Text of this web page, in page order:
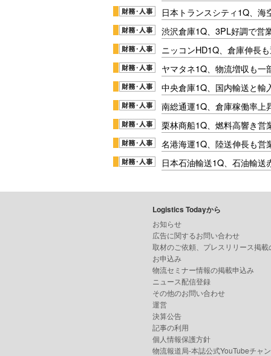
日本トランスシティ1Q、海
渋沢倉庫1Q、3PL好調で営
ニッコンHD1Q、倉庫伸長
ヤマタネ1Q、物流増収も一
中央倉庫1Q、国内輸送と輸
南総通運1Q、倉庫稼働率上
栗林商船1Q、燃料高響き営
名港海運1Q、陸送伸長も営
日本石油輸送1Q、石油輸送
Logistics Todayから
お知らせ
広告に関するお問い合わせ
取材のご依頼、プレスリリース掲載
お申込み
物流セミナー情報の掲載申込み
ニュース配信登録
その他のお問い合わせ
運営
決算公告
記事の利用
個人情報保護方針
物流報道局-本誌公式YouTubeチャ